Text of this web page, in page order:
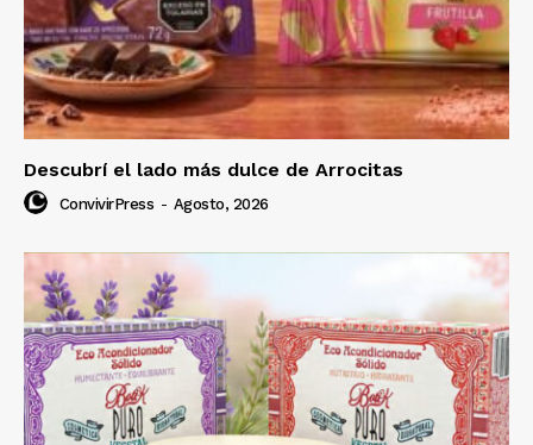
Descubrí el lado más dulce de Arrocitas
ConvivirPress - Agosto, 2026